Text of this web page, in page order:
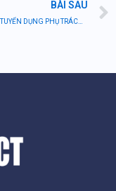
BÀI SAU
VIETNET-ICT TUYỂN DỤNG PHỤ TRÁCH HÀNH CHÍNH